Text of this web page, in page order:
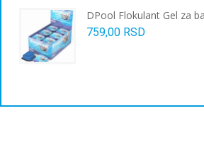
DPool Flokulant Gel za
759,00 RSD